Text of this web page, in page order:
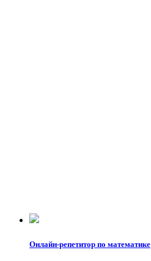
Онлайн-репетитор по математике